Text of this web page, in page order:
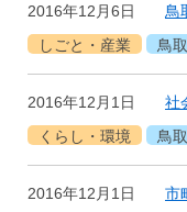
2016年12月6日 鳥
しごと・産業
鳥
2016年12月1日 社
くらし・環境
鳥
2016年12月1日 市